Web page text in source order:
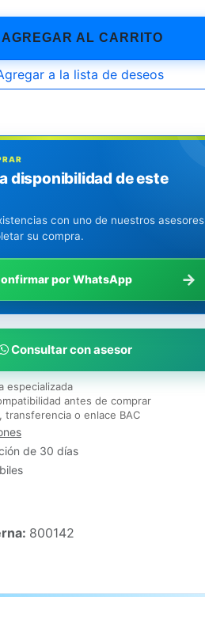
AGREGAR AL CARRITO
a la lista de deseos
disponibilidad de este
con uno de nuestros asesores
su compra.
por WhatsApp →
Consultar con asesor
especializada
antes de comprar
transferencia o enlace BAC
de 30 días
800142